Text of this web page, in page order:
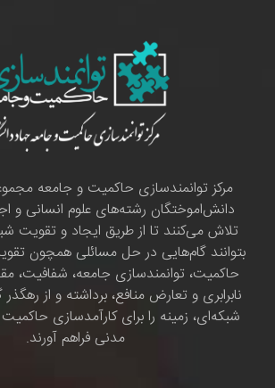
مرکز توانمندسازی حاکمیت و جامعه
دانش‌اموختگان رشته‌های علوم انسانی و
تلاش می‌کنند تا از طریق ایجاد و تقویت
بتوانند گام‌هایی در حل مسائلی همچون
حاکمیت، توانمندسازی جامعه، شفافیت،
نابرابری و تعارض منافع، برداشته و از
شبکه‌ای، زمینه را برای کارآمدسازی
مدنی فراهم آورند.